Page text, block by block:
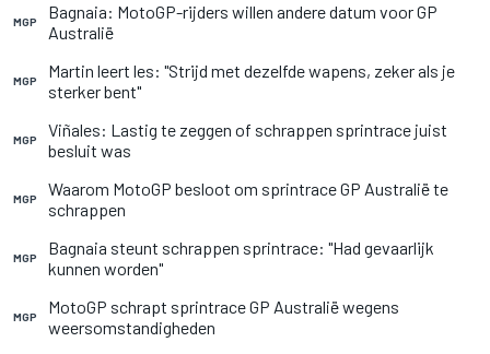
MGP
Bagnaia: MotoGP-rijders willen andere datum voor GP
Australië
MGP
Martin leert les: "Strijd met dezelfde wapens, zeker als je
sterker bent"
MGP
Viñales: Lastig te zeggen of schrappen sprintrace juist
besluit was
MGP
Waarom MotoGP besloot om sprintrace GP Australië te
schrappen
MGP
Bagnaia steunt schrappen sprintrace: "Had gevaarlijk
kunnen worden"
MGP
MotoGP schrapt sprintrace GP Australië wegens
weersomstandigheden